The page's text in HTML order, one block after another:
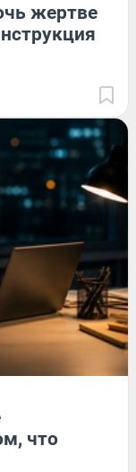
жертве
что